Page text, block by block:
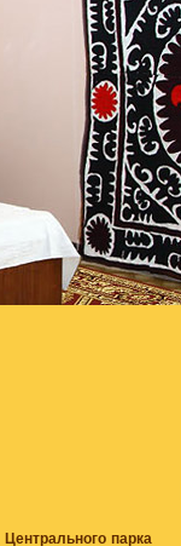
Центрального парка